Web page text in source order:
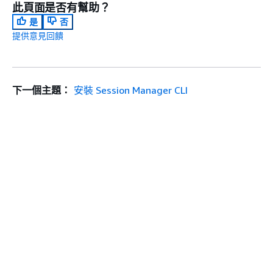
此頁面是否有幫助？
是
否
提供意見回饋
下一個主題： 安裝 Session Manager CLI